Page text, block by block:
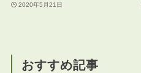
2020年5月21日
おすすめ記事